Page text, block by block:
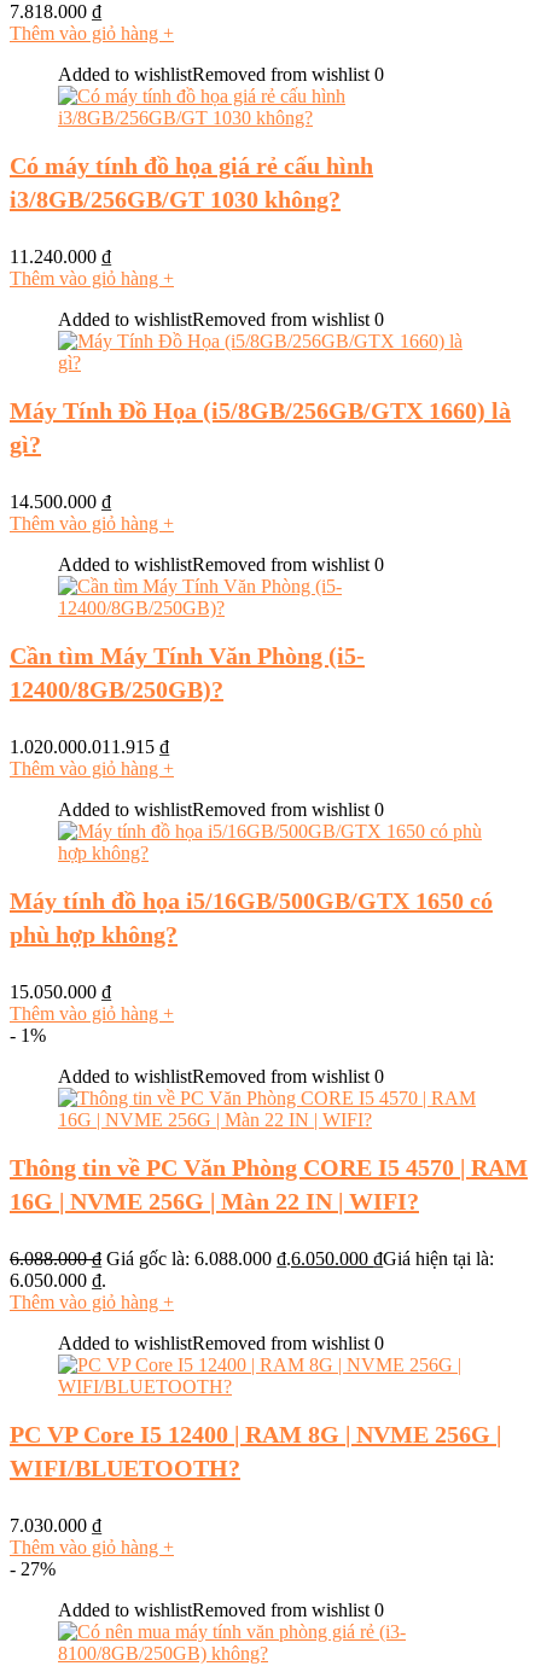
7.818.000 ₫
Thêm vào giỏ hàng +
Added to wishlistRemoved from wishlist 0
Có máy tính đồ họa giá rẻ cấu hình
i3/8GB/256GB/GT 1030 không?
11.240.000 ₫
Thêm vào giỏ hàng +
Added to wishlistRemoved from wishlist 0
Máy Tính Đồ Họa (i5/8GB/256GB/GTX 1660) là
gì?
14.500.000 ₫
Thêm vào giỏ hàng +
Added to wishlistRemoved from wishlist 0
Cần tìm Máy Tính Văn Phòng (i5-
12400/8GB/250GB)?
1.020.000.011.915 ₫
Thêm vào giỏ hàng +
Added to wishlistRemoved from wishlist 0
Máy tính đồ họa i5/16GB/500GB/GTX 1650 có
phù hợp không?
15.050.000 ₫
Thêm vào giỏ hàng +
- 1%
Added to wishlistRemoved from wishlist 0
Thông tin về PC Văn Phòng CORE I5 4570 | RAM
16G | NVME 256G | Màn 22 IN | WIFI?
6.088.000₫ Giá gốc là: 6.088.000 ₫.6.050.000 ₫Giá hiện tại là:
6.050.000 ₫.
Thêm vào giỏ hàng +
Added to wishlistRemoved from wishlist 0
PC VP Core I5 12400 | RAM 8G | NVME 256G |
WIFI/BLUETOOTH?
7.030.000 ₫
Thêm vào giỏ hàng +
- 27%
Added to wishlistRemoved from wishlist 0